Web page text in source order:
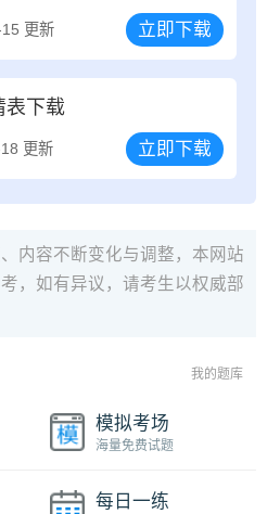
更新 立即下载
表下载
更新 立即下载
内容不断变化与调整，本网站
，如有异议，请考生以权威部
我的题库
模拟考场
海量免费试题
每日一练